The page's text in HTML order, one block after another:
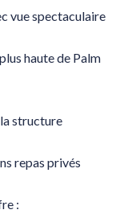
vue spectaculaire
haute de Palm
structure
repas privés
: